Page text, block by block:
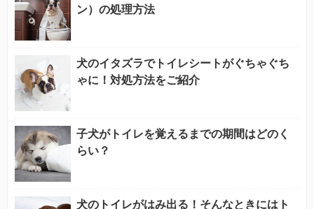
ン）の処理方法
犬のイタズラでトイレシートがぐちゃぐち
ゃに！対処方法をご紹介
子犬がトイレを覚えるまでの期間はどのく
らい？
犬のトイレがはみ出る！そんなときにはト